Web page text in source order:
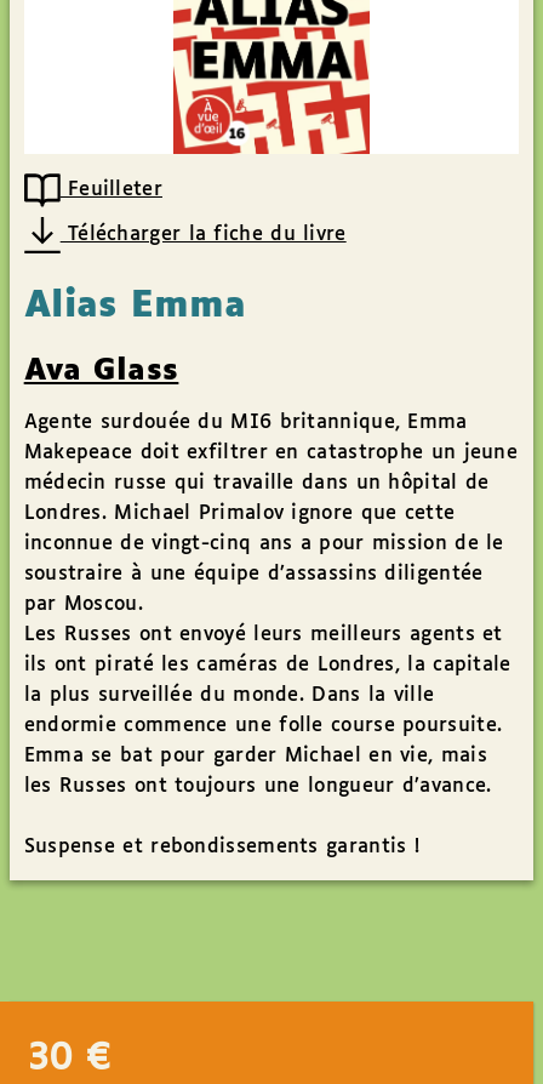
Feuilleter
Télécharger la fiche du livre
Alias Emma
Ava Glass
Agente surdouée du MI6 britannique, Emma
Makepeace doit exfiltrer en catastrophe un jeune
médecin russe qui travaille dans un hôpital de
Londres. Michael Primalov ignore que cette
inconnue de vingt-cinq ans a pour mission de le
soustraire à une équipe d’assassins diligentée
par Moscou.
Les Russes ont envoyé leurs meilleurs agents et
ils ont piraté les caméras de Londres, la capitale
la plus surveillée du monde. Dans la ville
endormie commence une folle course poursuite.
Emma se bat pour garder Michael en vie, mais
les Russes ont toujours une longueur d’avance.
Suspense et rebondissements garantis !
30 €